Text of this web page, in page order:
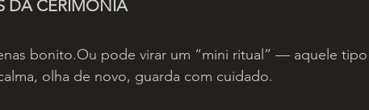
DA CERIMÔNIA
bonito.Ou pode virar um “mini ritual” — aquele
olha de novo, guarda com cuidado.